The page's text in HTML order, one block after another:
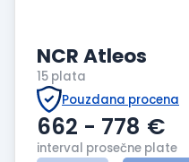
NCR Atleos
15 plata
Pouzdana procena
662 - 778 €
interval prosečne plate